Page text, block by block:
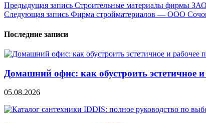
Навигация
по
записям
Предыдущая запись Строительные материалы фирмы
Следующая запись Фирма стройматериалов — ООО
Последние записи
Домашний офис: как обустроить эстетичное
05.08.2026